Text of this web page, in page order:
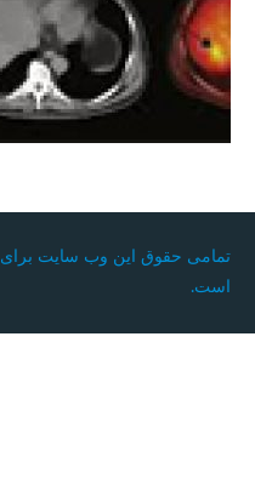
تمامی حقوق این وب سایت برای
است.